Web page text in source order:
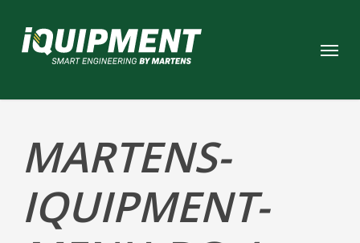
main
Menu
MARTENS-
IQUIPMENT-